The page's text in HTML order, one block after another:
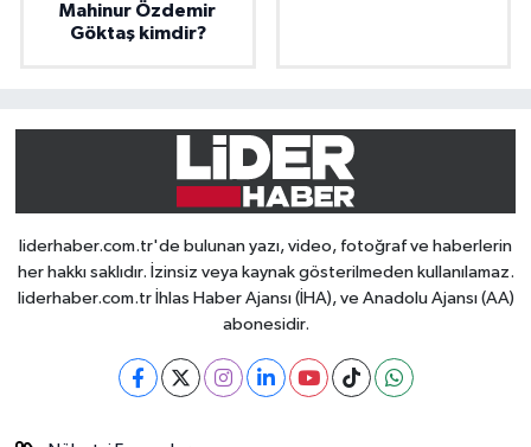
Mahinur Özdemir
Göktaş kimdir?
liderhaber.com.tr'de bulunan yazı, video, fotoğraf ve haberlerin
her hakkı saklıdır. İzinsiz veya kaynak gösterilmeden kullanılamaz.
liderhaber.com.tr İhlas Haber Ajansı (İHA), ve Anadolu Ajansı (AA)
abonesidir.